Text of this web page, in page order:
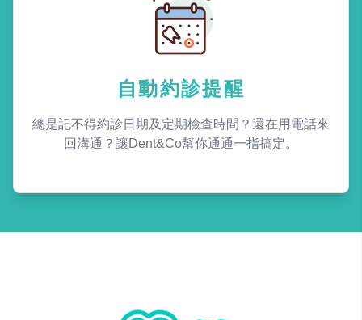
自動約診提醒
總是記不得約診日期及定期檢查時間？還在用電話來
回溝通？讓Dent&Co幫你通通一指搞定。